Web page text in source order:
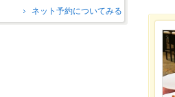
ネット予約についてみる